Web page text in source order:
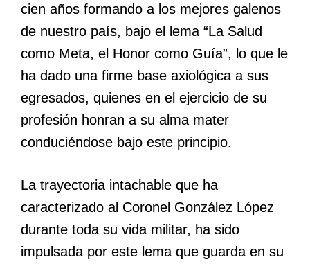
cien años formando a los mejores galenos
de nuestro país, bajo el lema “La Salud
como Meta, el Honor como Guía”, lo que le
ha dado una firme base axiológica a sus
egresados, quienes en el ejercicio de su
profesión honran a su alma mater
conduciéndose bajo este principio.
La trayectoria intachable que ha
caracterizado al Coronel González López
durante toda su vida militar, ha sido
impulsada por este lema que guarda en su